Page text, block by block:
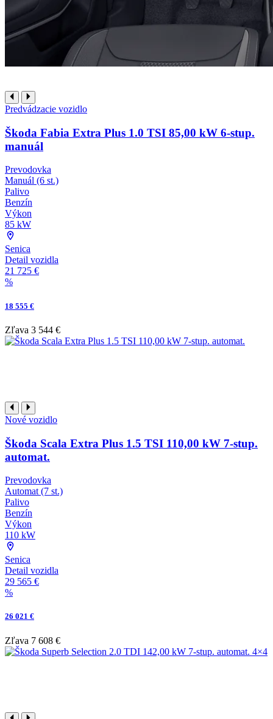
Predvádzacie vozidlo
Škoda Fabia Extra Plus 1.0 TSI 85,00 kW 6-stup.
manuál
Prevodovka
Manuál (6 st.)
Palivo
Benzín
Výkon
85 kW
Senica
Detail vozidla
21 725 €
%
18 555 €
Zľava 3 544 €
Nové vozidlo
Škoda Scala Extra Plus 1.5 TSI 110,00 kW 7-stup.
automat.
Prevodovka
Automat (7 st.)
Palivo
Benzín
Výkon
110 kW
Senica
Detail vozidla
29 565 €
%
26 021 €
Zľava 7 608 €